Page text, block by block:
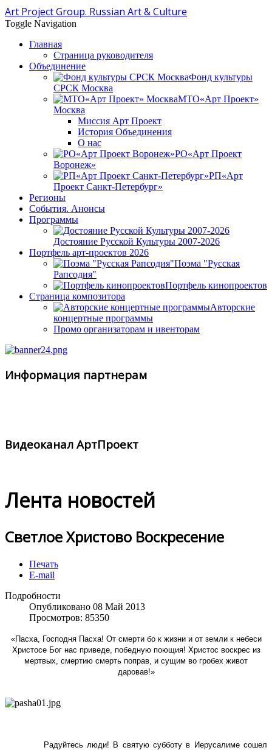
Art Project Group. Russian Art & Culture
Toggle Navigation
Главная
Страница руководителя
Объединение
Фонд культуры
СРСК Москва
МТО«Арт Проект»
Москва
Миссия Арт Проект
История Объединения
О нас
РО«Арт Проект
Воронеж»
РП«Арт
Проект Санкт-Петербург»
Регионы
События. Анонсы
Программы
Достояние Русской Культуры 2007-2026
Портфель арт-проектов 2026
Поэма "Русская
Рапсодия"
Портфель кинопроектов
Страница композитора
Авторские
концертные программы
Промо организаторам и ивенторам
Информация партнерам
Видеоканал АртПроект
Лента новостей
Светлое Христово Воскресение
Печать
E-mail
Подробности
Опубликовано 08 Май 2013
Просмотров: 85350
«Пасха, Господня Пасха! От смерти бо к жизни и от земли к небеси
Христосе Бог нас приведе, победную поющия! Христос воскрес из
мертвых, смертию смерть поправ, и сущим во гробех живот
даровав!»
Радуйтесь люди! В святую субботу в Иерусалиме сошел